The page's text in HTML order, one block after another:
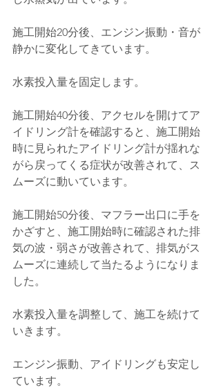
施工開始20分後、エンジン振動・音が
静かに変化してきています。
水素投入量を固定します。
施工開始40分後、アクセルを開けてア
イドリング計を確認すると、施工開始
時に見られたアイドリング計が揺れな
がら戻ってくる症状が改善されて、ス
ムーズに動いています。
施工開始50分後、マフラー出口に手を
かざすと、施工開始時に確認された排
気の波・弱さが改善されて、排気がス
ムーズに連続して当たるようになりま
した。
水素投入量を調整して、施工を続けて
いきます。
エンジン振動、アイドリングも安定し
ています。